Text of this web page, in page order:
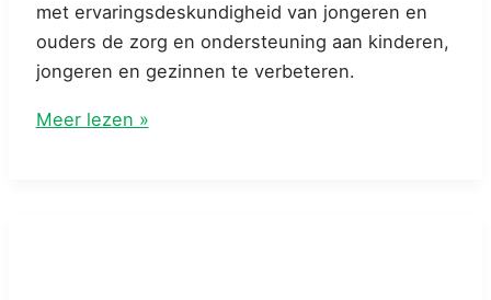
met ervaringsdeskundigheid van jongeren en
ouders de zorg en ondersteuning aan kinderen,
jongeren en gezinnen te verbeteren.
Netwerk
Meer lezen »